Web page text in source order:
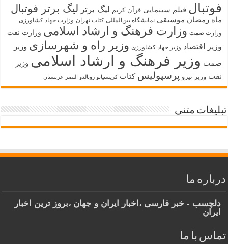
فوتبال فیلم سینمایی قرآن کریم لیگ برتر لیگ برتر فوتبال
ماه رمضان موسیقی نمایشگاه بین‌المللی کتاب تهران وزارت جهاد کشاورزی
وزارت صمت وزارت فرهنگ و ارشاد اسلامی وزارت نفت
وزیر اقتصاد وزیر جهاد کشاورزی وزیر راه و شهرسازی وزیر
صمت وزیر فرهنگ و ارشاد اسلامی وزیر
نفت وزیر نیرو پرسپولیس کتاب کریستیانو رونالدو النصر عربستان
تبلیغات متنی
درباره ما
دلچسب - خبر فارسی ،اخبار ایران و جهان ،بروز ترین اخبار
ایران
تماس با ما